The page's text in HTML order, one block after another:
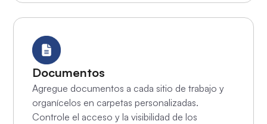
Documentos
Agregue documentos a cada sitio de trabajo y
organícelos en carpetas personalizadas.
Controle el acceso y la visibilidad de los